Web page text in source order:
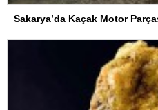
Sakarya’da Kaçak Motor